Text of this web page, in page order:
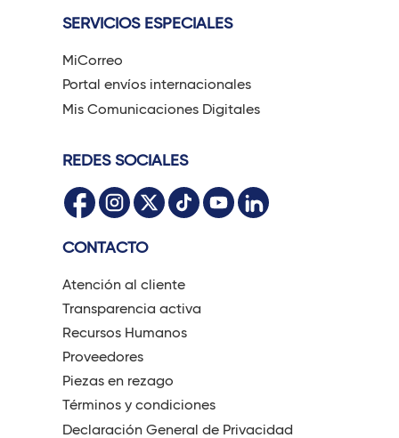
SERVICIOS ESPECIALES
MiCorreo
Portal envíos internacionales
Mis Comunicaciones Digitales
REDES SOCIALES
CONTACTO
Atención al cliente
Transparencia activa
Recursos Humanos
Proveedores
Piezas en rezago
Términos y condiciones
Declaración General de Privacidad